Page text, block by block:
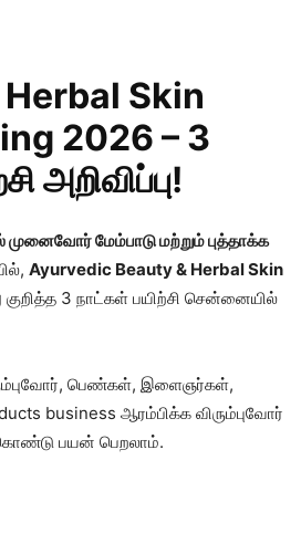
Herbal Skin
2026 – 3
அறிவிப்பு!
மேம்பாடு மற்றும் புத்தாக்க
Ayurvedic Beauty & Herbal Skin
குறித்த 3 நாட்கள் பயிற்சி சென்னையில்
பெண்கள், இளைஞர்கள்,
business ஆரம்பிக்க விரும்புவோர்
கொண்டு பயன் பெறலாம்.